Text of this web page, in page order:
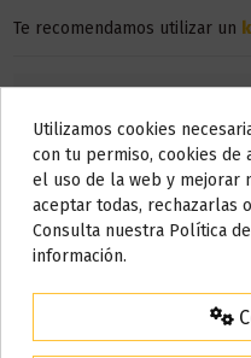
Te recomendamos utilizar un
AVISO
Nos
15%
Utilizamos cookies
con tu permiso, cookies de
el uso de la web y mejorar
aceptar todas, rechazarlas
Consulta nuestra Política
información.